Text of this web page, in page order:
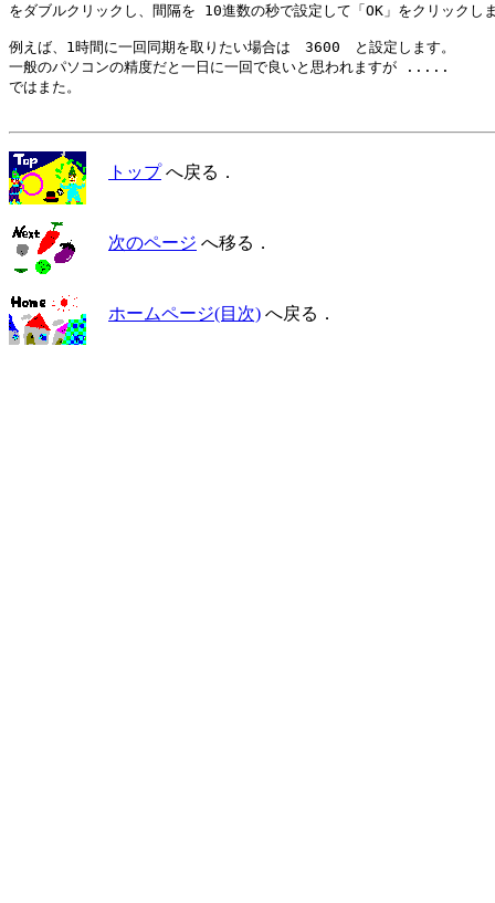
をダブルクリックし、間隔を 10進数の秒で設定して「OK」をクリックし
例えば、1時間に一回同期を取りたい場合は　3600　と設定します。
一般のパソコンの精度だと一日に一回で良いと思われますが .....
ではまた。
トップへ戻る．
次のページ へ移る．
ホームページ(目次) へ戻る．